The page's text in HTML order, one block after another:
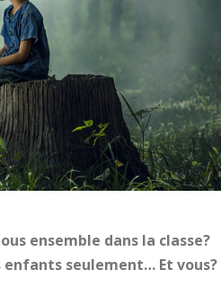
ensemble dans la classe?
enfants seulement… Et vous?